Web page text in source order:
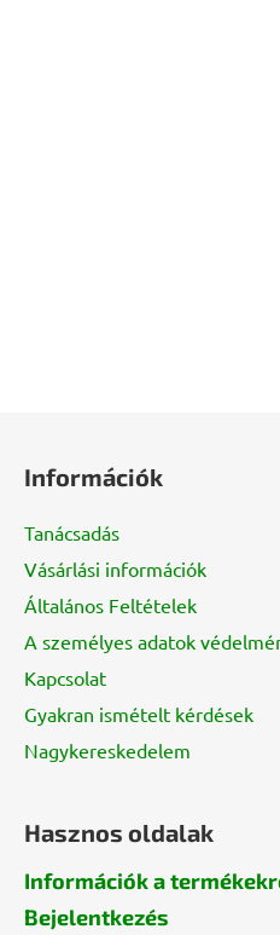
Információk
Tanácsadás
Vásárlási információk
Általános Feltételek
A személyes adatok
Kapcsolat
Gyakran ismételt kérdések
Nagykereskedelem
Hasznos oldalak
Információk a
Bejelentkezés